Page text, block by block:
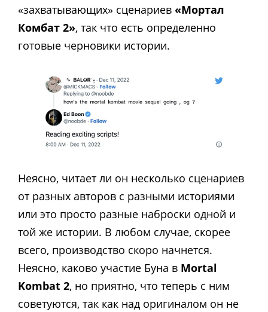
«захватывающих» сценариев «Мортал
Комбат 2», так что есть определенно
готовые черновики истории.
Неясно, читает ли он несколько сценариев
от разных авторов с разными историями
или это просто разные наброски одной и
той же истории. В любом случае, скорее
всего, производство скоро начнется.
Неясно, каково участие Буна в Mortal
Kombat 2, но приятно, что теперь с ним
советуются, так как над оригиналом он не